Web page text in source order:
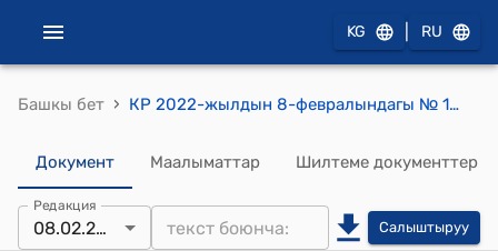
KG RU
Башкы бет › КР 2022-жылдын 8-февралындагы № 14 "Кыргыз Республикасындагы кол өнөрчүлүк иш жөнүндө" Мыйзамы
Документ Маалыматтар Шилтеме документтер
Редакция
08.02.2022 Салыштыруу